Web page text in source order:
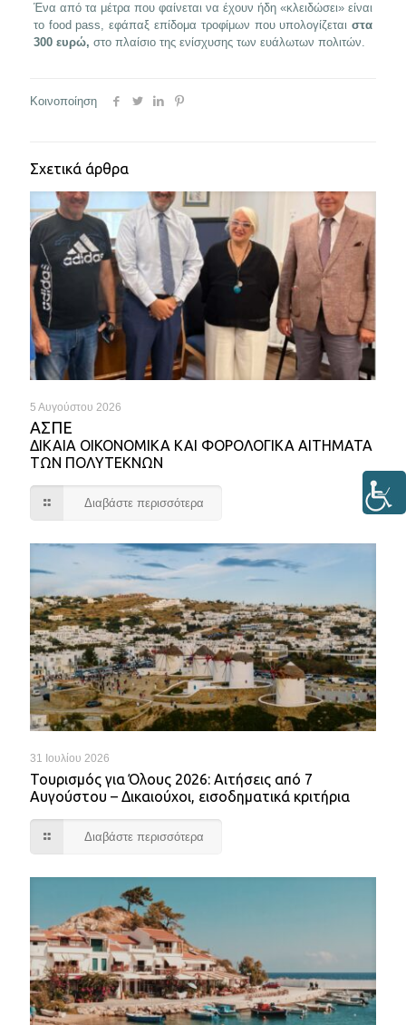
Ένα από τα μέτρα που φαίνεται να έχουν ήδη «κλειδώσει» είναι
το food pass, εφάπαξ επίδομα τροφίμων που υπολογίζεταιστα
300 ευρώ, στο πλαίσιο της ενίσχυσης των ευάλωτων πολιτών.
Κοινοποίηση
Σχετικά άρθρα
5 Αυγούστου 2026
ΑΣΠΕ
ΔΙΚΑΙΑ ΟΙΚΟΝΟΜΙΚΑ ΚΑΙ ΦΟΡΟΛΟΓΙΚΑ ΑΙΤΗΜΑΤΑ
ΤΩΝ ΠΟΛΥΤΕΚΝΩΝ
Διαβάστε περισσότερα
31 Ιουλίου 2026
Τουρισμός για Όλους 2026: Αιτήσεις από 7
Αυγούστου – Δικαιούχοι, εισοδηματικά κριτήρια
Διαβάστε περισσότερα